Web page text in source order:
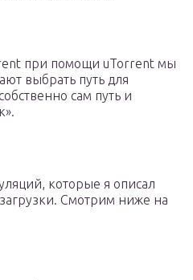
при помощи uTorrent мы
выбрать путь для
сам путь и
которые я описал
Смотрим ниже на